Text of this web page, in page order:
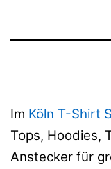
Im Köln T-Shirt
Tops, Hoodies,
Anstecker für